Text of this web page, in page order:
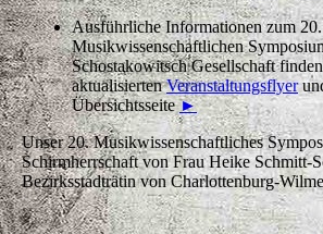
Ausführliche Informationen zum 20.
Musikwissenschaftlichen
Schostakowitsch Gesellschaft
aktualisiertenVeranstaltungsflyer
Übersichtsseite►
Unser 20. Musikwissenschaftliches
Schirmherrschaft von Frau Heike Schmitt-
Bezirksstadträtin von Charlottenburg-